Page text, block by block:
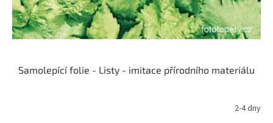
Samolepící folie - Listy - imitace přírodního materiálu
2-4 dny